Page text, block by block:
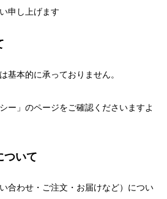
申し上げます
基本的に承っておりません。
ー」のページをご確認くださいますよ
ついて
合わせ・ご注文・お届けなど）につい